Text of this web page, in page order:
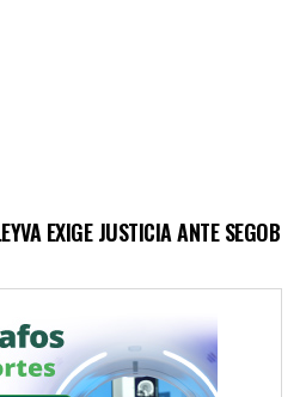
EXIGE JUSTICIA ANTE SEGOB